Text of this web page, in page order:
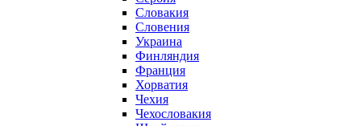
Словакия
Словения
Украина
Финляндия
Франция
Хорватия
Чехия
Чехословакия